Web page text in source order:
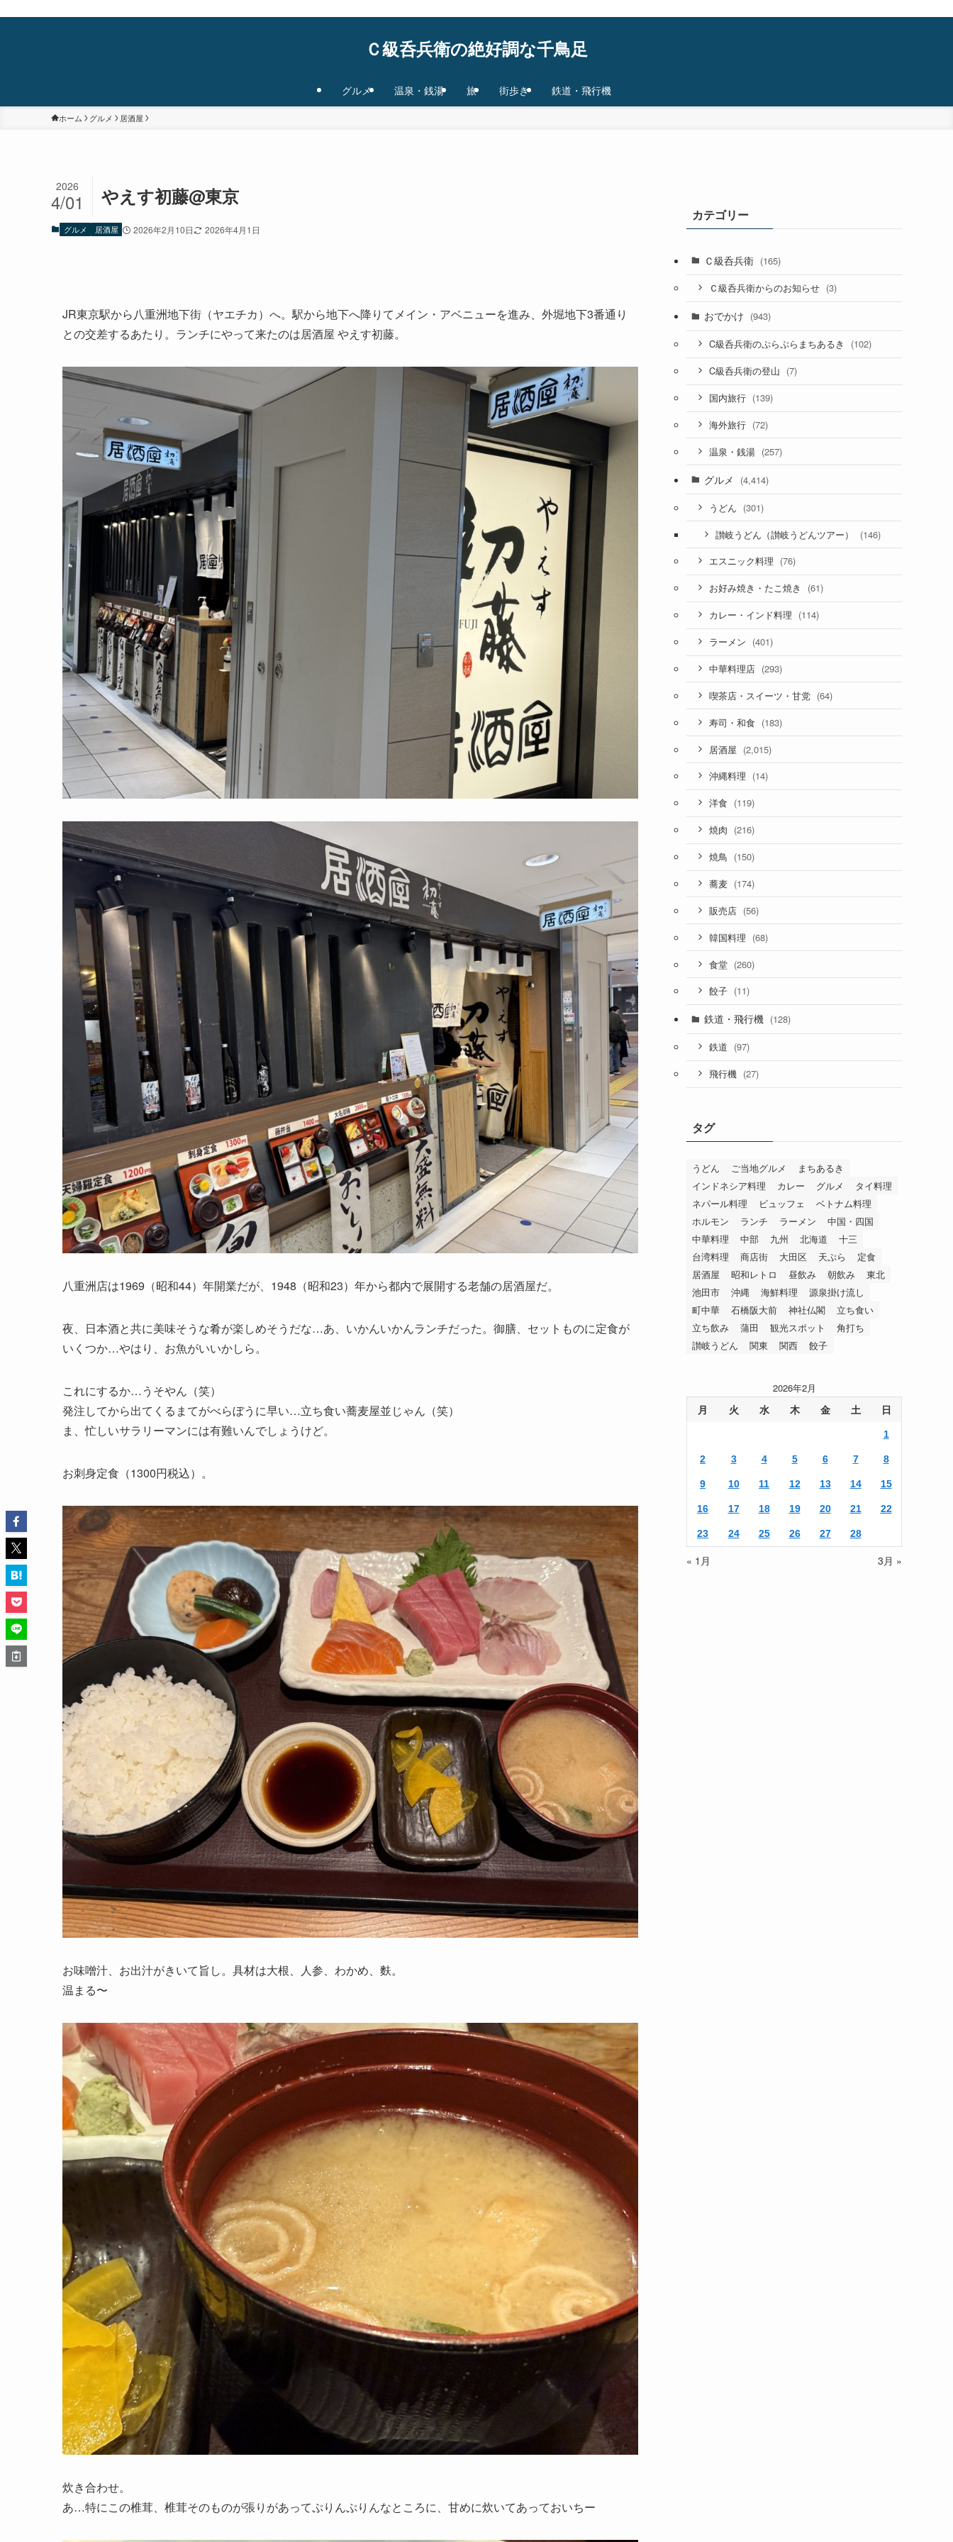
Ｃ級呑兵衛の絶好調な千鳥足
グルメ 温泉・銭湯 旅 街歩き 鉄道・飛行機
ホーム グルメ 居酒屋
やえす初藤@東京
2026
4/01
グルメ 居酒屋 2026年2月10日 2026年4月1日
JR東京駅から八重洲地下街（ヤエチカ）へ。駅から地下へ降りてメイン・アベニューを進み、外堀地下3番通り
との交差するあたり。ランチにやって来たのは居酒屋 やえす初藤。
八重洲店は1969（昭和44）年開業だが、1948（昭和23）年から都内で展開する老舗の居酒屋だ。
夜、日本酒と共に美味そうな肴が楽しめそうだな…あ、いかんいかんランチだった。御膳、セットものに定食が
いくつか…やはり、お魚がいいかしら。
これにするか…うそやん（笑）
発注してから出てくるまてがべらぼうに早い…立ち食い蕎麦屋並じゃん（笑）
ま、忙しいサラリーマンには有難いんでしょうけど。
お刺身定食（1300円税込）。
お味噌汁、お出汁がきいて旨し。具材は大根、人参、わかめ、麩。
温まる〜
炊き合わせ。
あ…特にこの椎茸、椎茸そのものが張りがあってぷりんぷりんなところに、甘めに炊いてあっておいちー
カテゴリー
Ｃ級呑兵衛 (165)
Ｃ級呑兵衛からのお知らせ (3)
おでかけ (943)
C級呑兵衛のぷらぷらまちあるき (102)
C級呑兵衛の登山 (7)
国内旅行 (139)
海外旅行 (72)
温泉・銭湯 (257)
グルメ (4,414)
うどん (301)
讃岐うどん（讃岐うどんツアー） (146)
エスニック料理 (76)
お好み焼き・たこ焼き (61)
カレー・インド料理 (114)
ラーメン (401)
中華料理店 (293)
喫茶店・スイーツ・甘党 (64)
寿司・和食 (183)
居酒屋 (2,015)
沖縄料理 (14)
洋食 (119)
焼肉 (216)
焼鳥 (150)
蕎麦 (174)
販売店 (56)
韓国料理 (68)
食堂 (260)
餃子 (11)
鉄道・飛行機 (128)
鉄道 (97)
飛行機 (27)
タグ
うどん ご当地グルメ
まちあるき
インドネシア料理
カレー グルメ
タイ料理
ネパール料理
ビュッフェ
ベトナム料理
ホルモン
ランチ ラーメン
中国・四国
中華料理
中部 九州 北海道
十三
台湾料理
商店街 大田区 天ぷら
定食
居酒屋
昭和レトロ 昼飲み 朝飲み
東北
池田市
沖縄 海鮮料理
源泉掛け流し
町中華
石橋阪大前 神社仏閣
立ち食い
立ち飲み
蒲田 観光スポット
角打ち
讃岐うどん
関東 関西 餃子
2026年2月
月 火 水 木 金 土 日
1
2 3 4 5 6 7 8
9 10 11 12 13 14 15
16 17 18 19 20 21 22
23 24 25 26 27 28
« 1月 3月 »